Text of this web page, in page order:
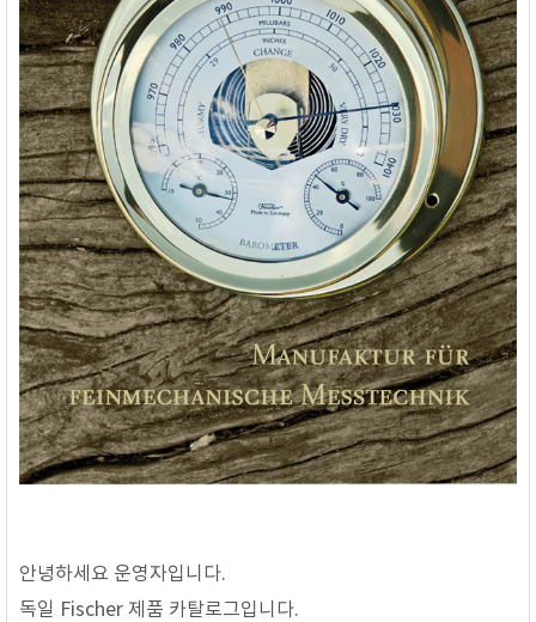
안녕하세요 운영자입니다.
독일 Fischer 제품 카탈로그입니다.